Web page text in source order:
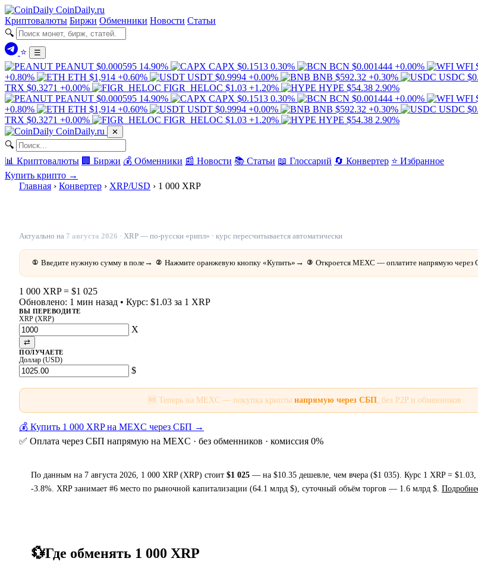
CoinDaily.ru
Криптовалюты Биржи Обменники Новости Статьи
🔍
⭐
☰
PEANUT $0.000595 14.90% CAPX $0.1513 0.30% BCN $0.001444 +0.00% WFI
+0.80%
ETH $1,914 +0.60% USDT $0.9994 +0.00% BNB $592.32 +0.30% USDC
TRX $0.3271 +0.00% FIGR_HELOC $1.03 +1.20% HYPE $54.38 2.90%
PEANUT $0.000595 14.90% CAPX $0.1513 0.30% BCN $0.001444 +0.00% WFI
+0.80%
ETH $1,914 +0.60% USDT $0.9994 +0.00% BNB $592.32 +0.30% USDC
TRX $0.3271 +0.00% FIGR_HELOC $1.03 +1.20% HYPE $54.38 2.90%
CoinDaily.ru ✕
🔍
📊 Криптовалюты 🏢 Биржи 💰 Обменники 📰 Новости 📚 Статьи 📖 Глоссарий 🔄 Конвертер ⭐ Избранное
Купить крипто →
Главная › Конвертер › XRP/USD › 1 000 XRP
Актуально на 7 августа 2026 · XRP — по-русски «рипл» · курс пересчитывается автоматически
① Введите нужную сумму в поле→ ② Нажмите оранжевую кнопку «Купить» → ③ Откроется MEXC — оплатите напрямую через
1 000 XRP = $1 025
Обновлено: 1 мин назад • Курс: $1.03 за 1 XRP
ВЫ ПЕРЕВОДИТЕ
XRP (XRP)
X
⇄
ПОЛУЧАЕТЕ
Доллар (USD)
$
🆕 Теперь на MEXC — покупка крипты напрямую через СБП, без P2P и обменников
💰 Купить 1 000 XRP на MEXC через СБП →
✅ Оплата через СБП напрямую на MEXC · без обменников · комиссия 0%
По данным на 7 августа 2026, 1 000 XRP (XRP) стоит $1 025 — на $10.35 дешевле, чем вчера ($1 035). Курс 1 XRP =
-3.8%. XRP занимает #6 место по рыночной капитализации (64.1 млрд $), суточный объём торгов — 1.6 млрд $.
💱Где обменять 1 000 XRP